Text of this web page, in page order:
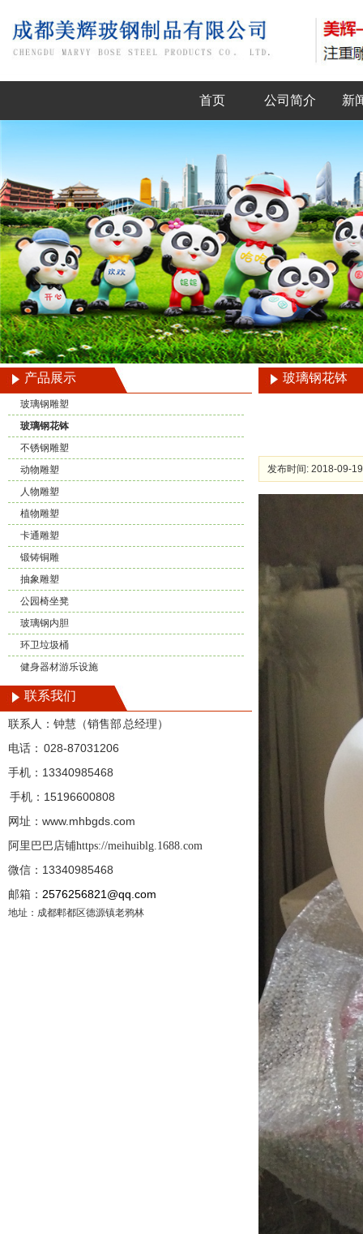
首页 公司简介 新
产品展示
玻璃钢雕塑
玻璃钢花钵
不锈钢雕塑
动物雕塑
人物雕塑
植物雕塑
卡通雕塑
锻铸铜雕
抽象雕塑
公园椅坐凳
玻璃钢内胆
环卫垃圾桶
健身器材游乐设施
联系我们
联系人：钟慧（销售部 总经理）
电话： 028-87031206
手机：13340985468
手机： 15196600808
网址：www.mhbgds.com
阿里巴巴店铺https://meihuiblg.1688.com
微信：13340985468
邮箱： 2576256821@qq.com
地址：成都郫都区德源镇老鸦林
玻璃钢花钵
发布时间: 2018-09-